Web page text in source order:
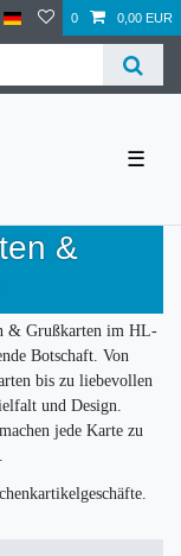
0 0,00 EUR
☰
&
& Grußkarten im HL-
Botschaft. Von
bis zu liebevollen
und Design.
jede Karte zu